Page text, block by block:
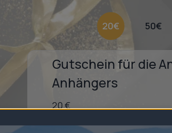
20€ 50€
Gutschein für die
Anhängers
20 €
Flexibel einlösbar für jede